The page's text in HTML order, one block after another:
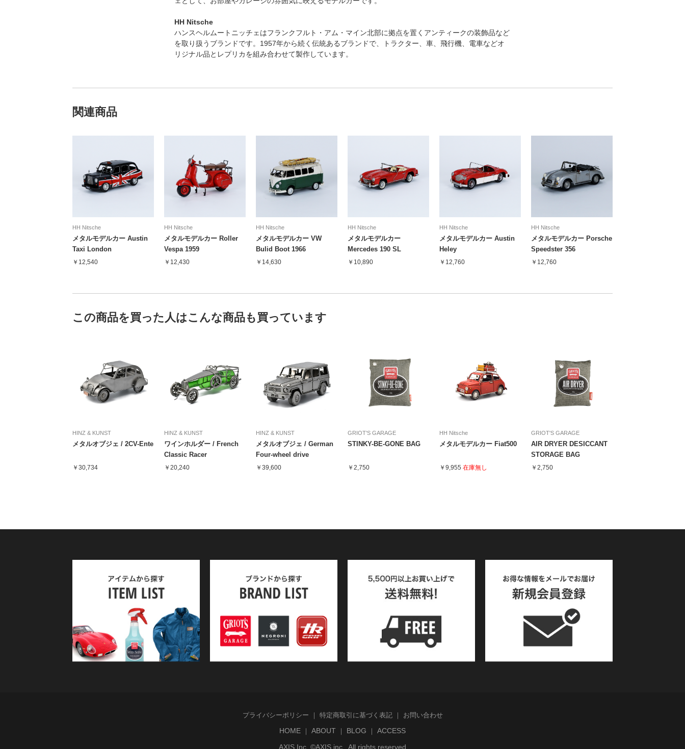
HH Nitsche
ハンスヘルムートニッチェはフランクフルト・アム・マイン北部に拠点を置くアンティークの装飾品など
を取り扱うブランドです。1957年から続く伝統あるブランドで、トラクター、車、飛行機、電車などオ
リジナル品とレプリカを組み合わせて製作しています。
関連商品
HH Nitsche
メタルモデルカー Austin
Taxi London
￥12,540
HH Nitsche
メタルモデルカー Roller
Vespa 1959
￥12,430
HH Nitsche
メタルモデルカー VW
Bulid Boot 1966
￥14,630
HH Nitsche
メタルモデルカー
Mercedes 190 SL
￥10,890
HH Nitsche
メタルモデルカー Austin
Heley
￥12,760
HH Nitsche
メタルモデルカー Porsche
Speedster 356
￥12,760
この商品を買った人はこんな商品も買っています
HINZ & KUNST
メタルオブジェ / 2CV-Ente
￥30,734
HINZ & KUNST
ワインホルダー / French
Classic Racer
￥20,240
HINZ & KUNST
メタルオブジェ / German
Four-wheel drive
￥39,600
GRIOT'S GARAGE
STINKY-BE-GONE BAG
￥2,750
HH Nitsche
メタルモデルカー Fiat500
￥9,955 在庫無し
GRIOT'S GARAGE
AIR DRYER DESICCANT
STORAGE BAG
￥2,750
プライバシーポリシー 特定商取引に基づく表記 お問い合わせ
HOME ABOUT BLOG
ACCESS
AXIS Inc. ©AXIS inc., All rights reserved